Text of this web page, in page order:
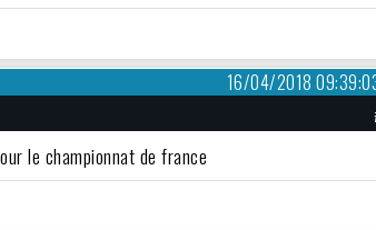
16/04/2018
le championnat de france